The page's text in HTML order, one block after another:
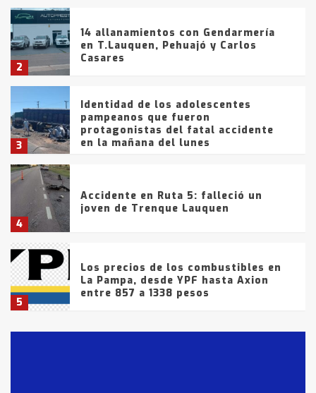
2
14 allanamientos con Gendarmería
en T.Lauquen, Pehuajó y Carlos
Casares
3
Identidad de los adolescentes
pampeanos que fueron
protagonistas del fatal accidente
en la mañana del lunes
4
Accidente en Ruta 5: falleció un
joven de Trenque Lauquen
5
Los precios de los combustibles en
La Pampa, desde YPF hasta Axion
entre 857 a 1338 pesos